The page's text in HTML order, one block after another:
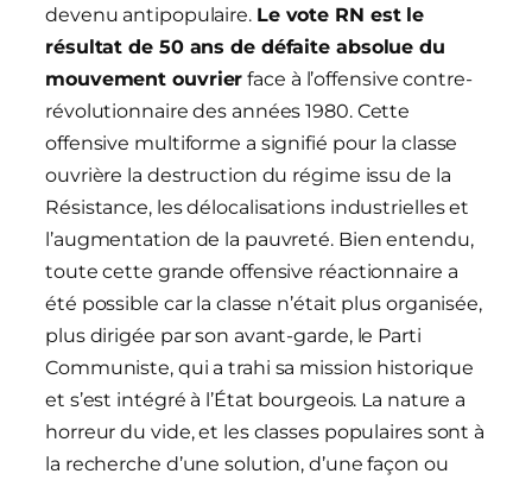
devenu antipopulaire. Le vote RN est le
résultat de 50 ans de défaite absolue du
mouvement ouvrier face à l’offensive contre-
révolutionnaire des années 1980. Cette
offensive multiforme a signifié pour la classe
ouvrière la destruction du régime issu de la
Résistance, les délocalisations industrielles et
l’augmentation de la pauvreté. Bien entendu,
toute cette grande offensive réactionnaire a
été possible car la classe n’était plus organisée,
plus dirigée par son avant-garde, le Parti
Communiste, qui a trahi sa mission historique
et s’est intégré à l’État bourgeois. La nature a
horreur du vide, et les classes populaires sont à
la recherche d’une solution, d’une façon ou